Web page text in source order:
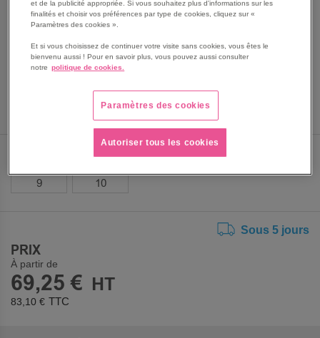
IMAGES
GALLERY
ressentir de gène au niveau du poignet durant une
utilisation prolongée.
Gants anti coupure niveau F, idéal en milieu sec.
Voir le descriptif complet
9 10
Sous 5 jours
PRIX
À partir de
69,25 €
83,10 €
et de la publicité appropriée. Si vous souhaitez plus d'informations sur les
finalités et choisir vos préférences par type de cookies, cliquez sur «
Paramètres des cookies ».
Et si vous choisissez de continuer votre visite sans cookies, vous êtes le
bienvenu aussi ! Pour en savoir plus, vous pouvez aussi consulter
notre politique de cookies.
Paramètres des cookies
Autoriser tous les cookies